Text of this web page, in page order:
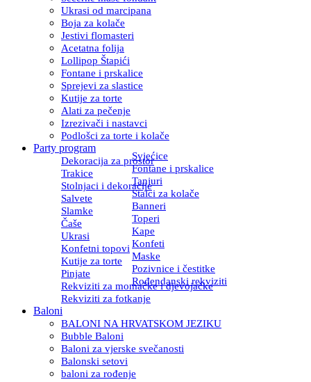
Ukrasi od marcipana
Boja za kolače
Jestivi flomasteri
Acetatna folija
Lollipop Štapići
Fontane i prskalice
Sprejevi za slastice
Kutije za torte
Alati za pečenje
Izrezivači i nastavci
Podlošci za torte i kolače
Party program
Dekoracija za prostor
Svjećice
Trakice
Fontane i prskalice
Stolnjaci i dekoracije
Tanjuri
Salvete
Stalci za kolače
Slamke
Banneri
Čaše
Toperi
Ukrasi
Kape
Konfetni topovi Konfeti
Kutije za torte
Maske
Pinjate
Pozivnice i čestitke
Rekviziti za momačke i djevojačke
Rođendanski rekviziti
Rekviziti za fotkanje
Baloni
BALONI NA HRVATSKOM JEZIKU
Bubble Baloni
Baloni za vjerske svečanosti
Balonski setovi
baloni za rođenje